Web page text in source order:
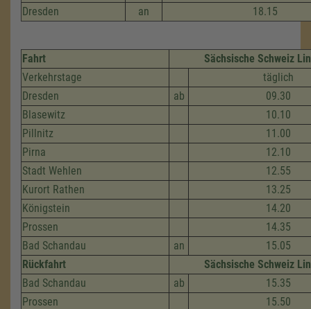
Dresden
an 18.15
Fahrt
Sächsische Schweiz
Verkehrstage
täglich
Dresden
ab
09.30
Blasewitz
10.10
Pillnitz
11.00
Pirna
12.10
Stadt Wehlen
12.55
Kurort Rathen
13.25
Königstein
14.20
Prossen
14.35
Bad Schandau
an
15.05
Rückfahrt
Sächsische Schweiz
Bad Schandau
ab
15.35
Prossen
15.50